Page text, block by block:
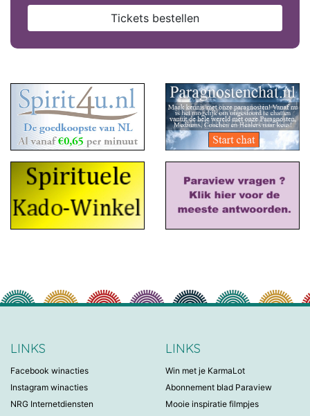
Tickets bestellen
LINKS
Facebook winacties
Instagram winacties
NRG Internetdiensten
LINKS
Win met je KarmaLot
Abonnement blad Paraview
Mooie inspiratie filmpjes